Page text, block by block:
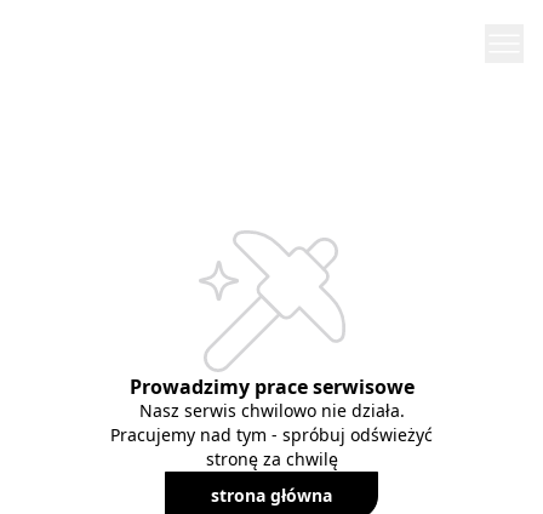
Prowadzimy prace serwisowe
Nasz serwis chwilowo nie działa.
Pracujemy nad tym - spróbuj odświeżyć
stronę za chwilę
strona główna